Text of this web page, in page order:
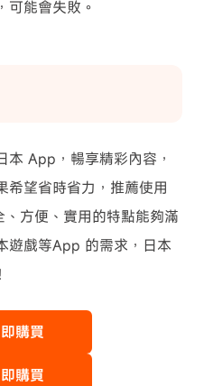
可能會失敗。
本 App，暢享精彩內容，
希望省時省力，推薦使用
、方便、實用的特點能夠滿
遊戲等App 的需求，日本